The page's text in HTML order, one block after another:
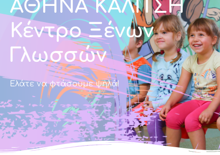
ΑΘΗΝΑ ΚΑΛΙΤΣΗ
Κέντρο Ξένων
Γλωσσών
Ελάτε να φτάσουμε ψηλά!